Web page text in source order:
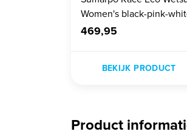
Women's black-pink-
469,95
BEKIJK PRODUCT
Product